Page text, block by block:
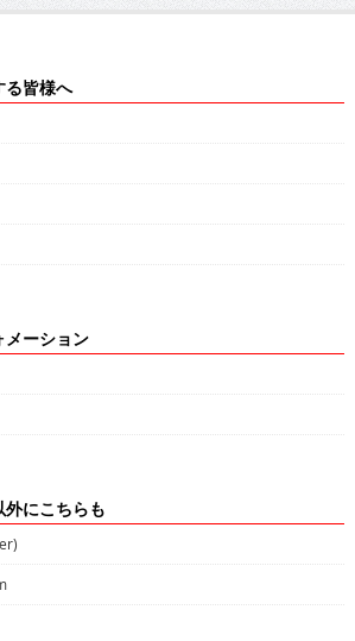
る皆様へ
メーション
外にこちらも